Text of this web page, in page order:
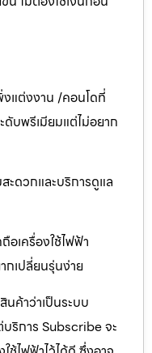
แต่งงาน /คอนโดที่
ดับพรีเมียมแต่ไม่อยาก
ะดวกและบริการดูแล
อเครื่องใช้ไฟฟ้า
เปลี่ยนรุ่นง่าย
ค้าว่าเป็นระบบ
ริการ Subscribe จะ